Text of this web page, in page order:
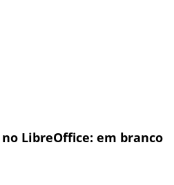
LibreOffice: em branco